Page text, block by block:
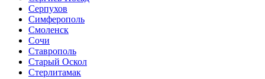
Серпухов
Симферополь
Смоленск
Сочи
Ставрополь
Старый Оскол
Стерлитамак